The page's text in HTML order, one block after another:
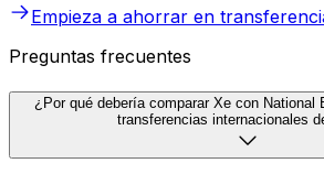
Empieza a ahorrar en
Preguntas frecuentes
¿Por qué debería comparar Xe con National
transferencias internacionales